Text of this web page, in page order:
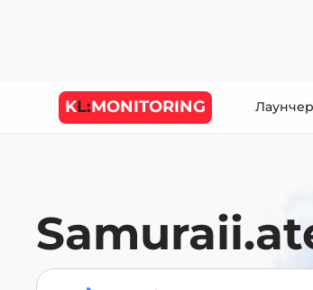
KL:MONITORING Лаунчер